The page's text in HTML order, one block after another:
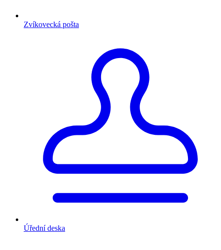
Zvíkovecká pošta
Úřední deska